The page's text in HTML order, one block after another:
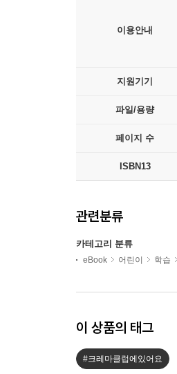
이용안내
지원기기
파일/용량
페이지 수
ISBN13
관련분류
카테고리 분류
eBook 어린이 학습
이 상품의 태그
#크레마클럽에있어요